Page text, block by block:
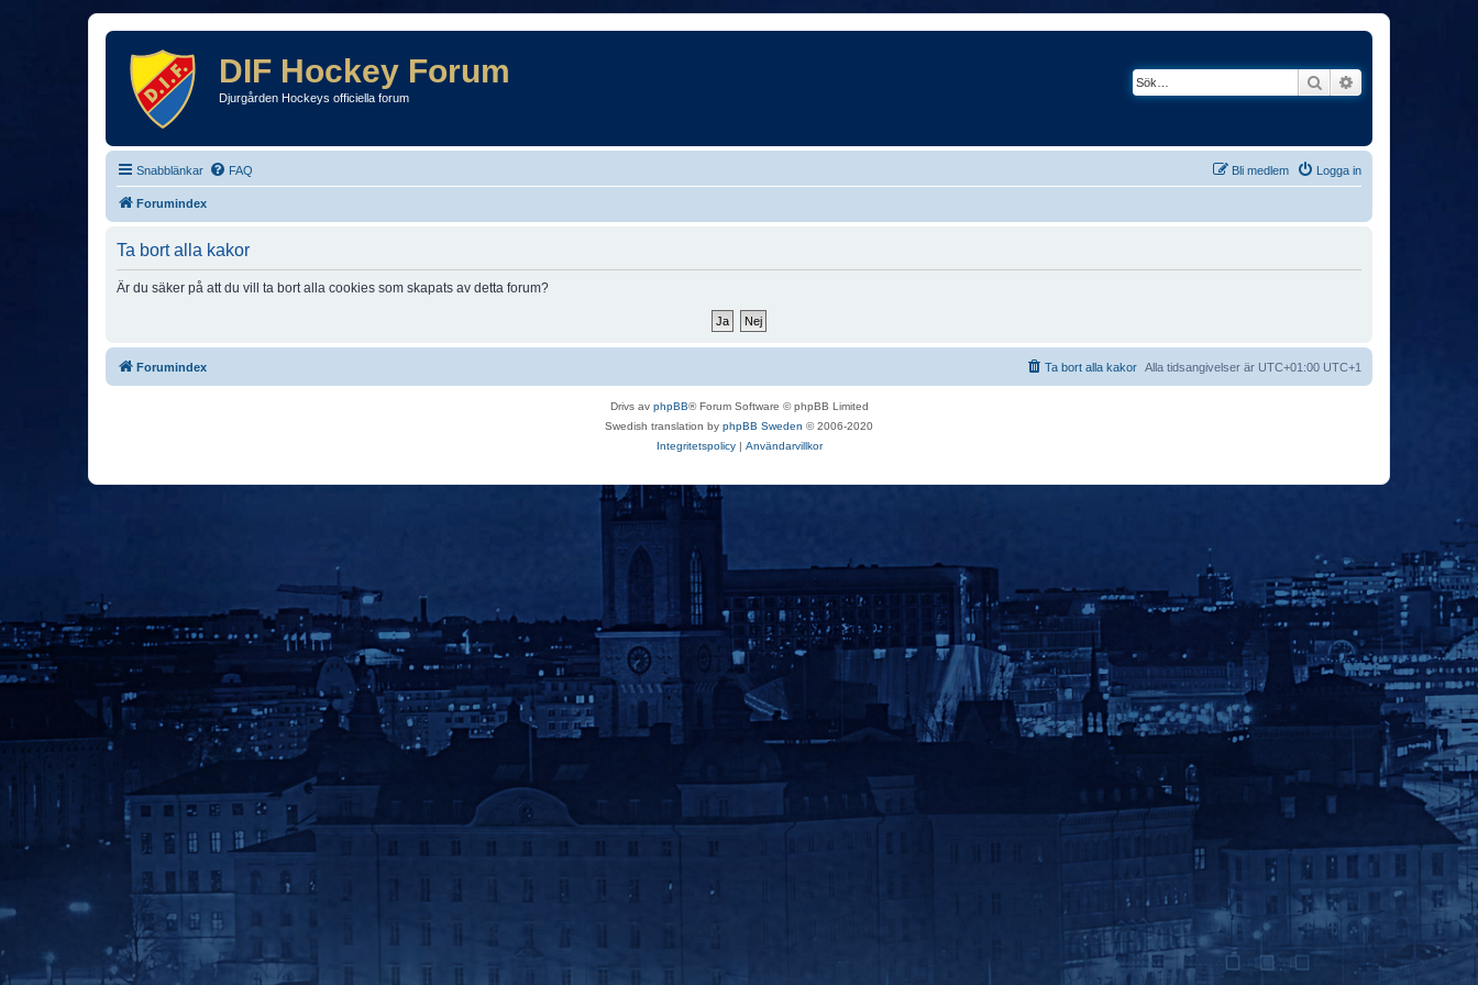
DIF Hockey Forum
Djurgården Hockeys officiella forum
Sök
Snabblänkar FAQ Logga in
Bli medlem
Forumindex
Ta bort alla kakor
Är du säker på att du vill ta bort alla cookies som skapats av detta forum?
Forumindex Alla tidsangivelser är UTC+01:00 UTC+1
Ta bort alla kakor
Drivs av phpBB® Forum Software © phpBB Limited
Swedish translation by phpBB Sweden © 2006-2020
Integritetspolicy| Användarvillkor